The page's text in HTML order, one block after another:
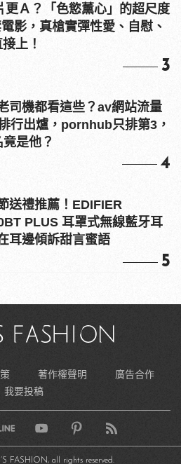
更Ａ？「色慾薰心」的超尺度
影，真槍實彈性愛、自慰、
上！
3
司機都看這些？av網站流量
行出爐，pornhub只排第3，
是他？
4
送禮推薦！EDIFIER
PLUS 耳罩式無線藍牙耳
耳邊傾訴甜言蜜語
5
著作權聲明
廣告合作
我要投稿
FASHION, all rights reserved.